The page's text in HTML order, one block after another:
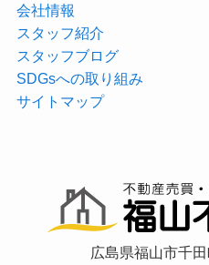
会社情報
スタッフ紹介
スタッフブログ
SDGsへの取り組み
サイトマップ
広島県福山市千